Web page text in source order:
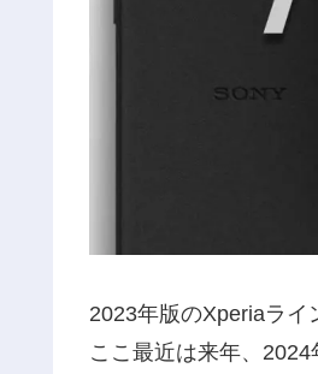
2023年版のXperiaライ
ここ最近は来年、